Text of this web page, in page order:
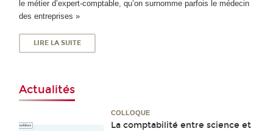
le métier d’expert-comptable, qu’on surnomme parfois le médecin
des entreprises »
LIRE LA SUITE
Actualités
COLLOQUE
La comptabilité entre science et